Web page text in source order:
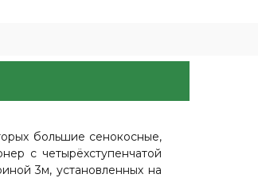
большие сенокосные,
с четырёхступенчатой
3м, установленных на